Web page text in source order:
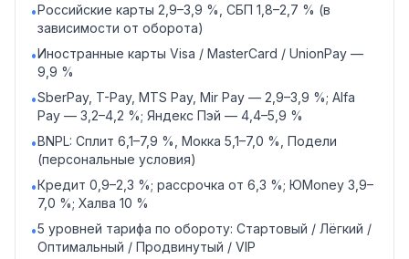
•Российские карты 2,9–3,9 %, СБП 1,8–2,7 % (в
зависимости от оборота)
•Иностранные карты Visa / MasterCard / UnionPay —
9,9 %
•SberPay, T-Pay, MTS Pay, Mir Pay — 2,9–3,9 %; Alfa
Pay — 3,2–4,2 %; Яндекс Пэй — 4,4–5,9 %
•BNPL: Сплит 6,1–7,9 %, Мокка 5,1–7,0 %, Подели
(персональные условия)
•Кредит 0,9–2,3 %; рассрочка от 6,3 %; ЮMoney 3,9–
7,0 %; Халва 10 %
•5 уровней тарифа по обороту: Стартовый / Лёгкий /
Оптимальный / Продвинутый / VIP